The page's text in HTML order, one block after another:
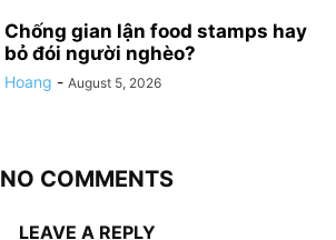
Chống gian lận food stamps hay
bỏ đói người nghèo?
Hoang - August 5, 2026
NO COMMENTS
LEAVE A REPLY